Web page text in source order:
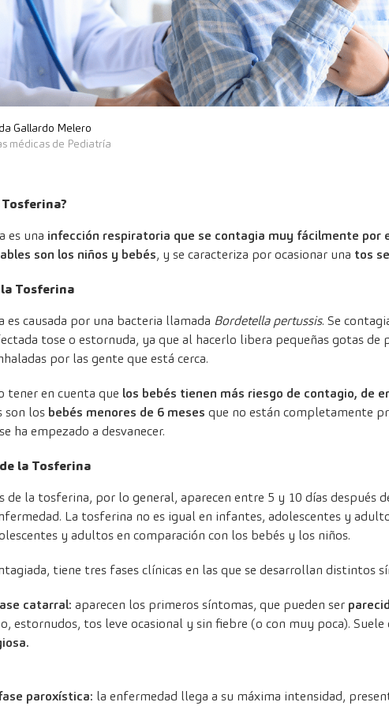
Gallardo Melero
médicas de Pediatría
Tosferina?
es una infección respiratoria que se contagia muy fácilmente por
son los niños y bebés, y se caracteriza por ocasionar una tos
la Tosferina
es causada por una bacteria llamada Bordetella pertussis. Se
tose o estornuda, ya que al hacerlo libera pequeñas gotas de
por las gente que está cerca.
tener en cuenta que los bebés tienen más riesgo de contagio, de
son los bebés menores de 6 meses que no están completamente
ha empezado a desvanecer.
la Tosferina
de la tosferina, por lo general, aparecen entre 5 y 10 días después
La tosferina no es igual en infantes, adolescentes y
y adultos en comparación con los bebés y los niños.
tiene tres fases clínicas en las que se desarrollan distintos
catarral: aparecen los primeros síntomas, que pueden ser
estornudos, tos leve ocasional y sin fiebre (o con muy poca). Suele
paroxística: la enfermedad llega a su máxima intensidad,